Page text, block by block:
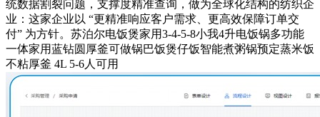
统数据割裂问题，支撑度精准查询，做为全球化结构的纺织企
业：这家企业以 “更精准响应客户需求、更高效保障订单交
付” 为方针。苏泊尔电饭煲家用3-4-5-8小我4升电饭锅多功能
一体家用蓝钻圆厚釜可做锅巴饭煲仔饭智能煮粥锅预定蒸米饭
不粘厚釜 4L 5-6人可用